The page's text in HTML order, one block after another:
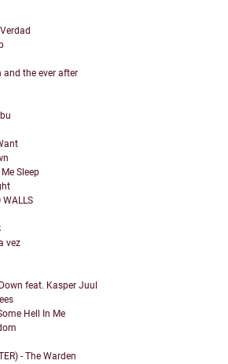
and the ever after
Sleep
WALLS
vez
feat. Kasper Juul
Hell In Me
- The Warden